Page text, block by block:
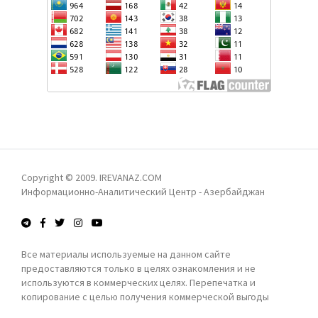
АЙХАН ГАДЖИЗАДЕ: ОФИЦИАЛЬНЫЙ БАКУ ОТВЕРГ
ЗАЯВЛЕНИЕ ФРАНЦИИ ПО ДЕЛУ МАРТИНА РАЙАНА
ПЕРЕГНАТЬ АЗЕРБАЙДЖАН? - ЛЕЙЛА
ТАРИВЕРДИЕВА
ПРОКУРАТУРА АРМЕНИИ НАПРАВИЛА В СУД
УГОЛОВНОЕ ДЕЛО ПРОТИВ КАТОЛИКОСА ВСЕХ
АРМЯН ГАРЕГИНА II
КИТАЙ ВЫСОКО ОЦЕНИВАЮТ РОЛЬ ГРУЗИИ В
РЕГИОНЕ
Copyright © 2009. IREVANAZ.COM
Информационно-Аналитический Центр - Азербайджан
Все материалы используемые на данном сайте
предоставляются только в целях ознакомления и не
используются в коммерческих целях. Перепечатка и
копирование с целью получения коммерческой выгоды